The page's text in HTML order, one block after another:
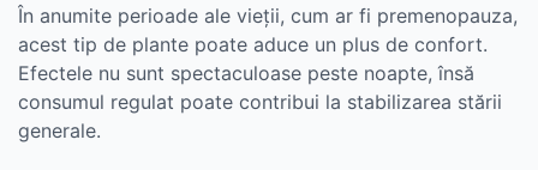
În anumite perioade ale vieții, cum ar fi premenopauza,
acest tip de plante poate aduce un plus de confort.
Efectele nu sunt spectaculoase peste noapte, însă
consumul regulat poate contribui la stabilizarea stării
generale.